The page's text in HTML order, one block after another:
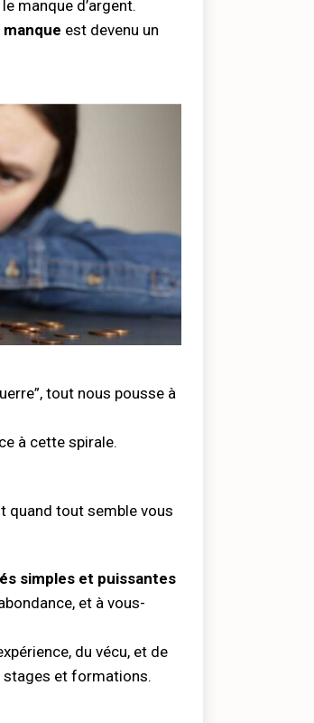
manque d’argent.
manque est devenu un
tout nous pousse à
à cette spirale.
quand tout semble vous
simples et puissantes
et à vous-
du vécu, et de
stages et formations.